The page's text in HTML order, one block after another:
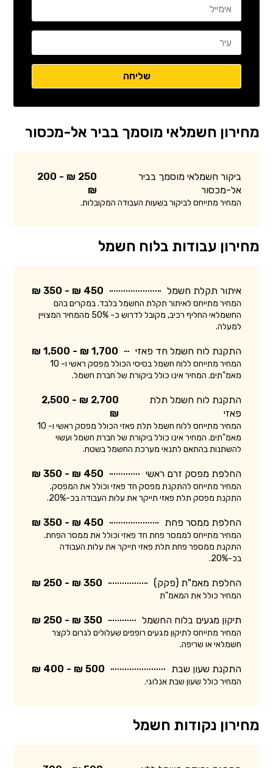
מחירון חשמלאי מוסמך בביר אל-מכסור
ביקור חשמלאי מוסמך בביר
אל-מכסור
250 ₪ - 200
₪
המחיר מתייחס לביקור בשעות העבודה המקובלות.
מחירון עבודות בלוח חשמל
איתור תקלת חשמל 450 ₪ - 350 ₪
המחיר מתייחס לאיתור תקלת החשמל בלבד. במקרים בהם
החשמלאי החליף רכיב, מקובל לדרוש כ- 50% מהמחיר המצויין
למעלה.
התקנת לוח חשמל חד פאזי 1,700 ₪ - 1,500 ₪
המחיר מתייחס ללוח חשמל בסיסי הכולל מפסק ראשי ו- 10
מאמ"תים. המחיר אינו כולל ביקורת של חברת חשמל.
התקנת לוח חשמל תלת
פאזי
2,700 ₪ - 2,500
₪
המחיר מתייחס ללוח חשמל תלת פאזי הכולל מפסק ראשי ו- 10
מאמ"תים. המחיר אינו כולל ביקורת של חברת חשמל ועשוי
להשתנות בהתאם לתנאי מערכת החשמל בשטח.
החלפת מפסק זרם ראשי 450 ₪ - 350 ₪
המחיר מתייחס להתקנת מפסק חד פאזי וכולל את המפסק.
התקנת מפסק תלת פאזי תייקר את עלות העבודה בכ-20%.
החלפת ממסר פחת 450 ₪ - 350 ₪
המחיר מתייחס לממסר פחת חד פאזי וכולל את ממסר הפחת.
התקנת ממספר פחת תלת פאזי תייקר את עלות העבודה
בכ-20%.
החלפת מאמ"ת (פקק) 350 ₪ - 250 ₪
המחיר כולל את המאמ"ת
תיקון מגעים בלוח החשמל 350 ₪ - 250 ₪
המחיר מתייחס לתיקון מגעים רופפים שעלולים לגרום לקצר
חשמלאי או שריפה.
התקנת שעון שבת 500 ₪ - 400 ₪
המחיר כולל שעון שבת אנלוגי.
מחירון נקודות חשמל